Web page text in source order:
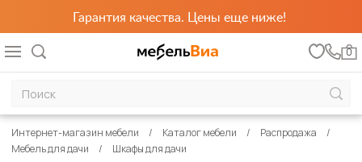
Гарантия качества. Цены еще ниже!
0
Интернет-магазин мебели Каталог мебели
Распродажа
Мебель для дачи
Шкафы для дачи